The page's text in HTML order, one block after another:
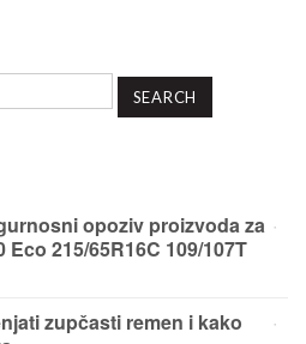
opoziv proizvoda za
215/65R16C 109/107T
zupčasti remen i kako